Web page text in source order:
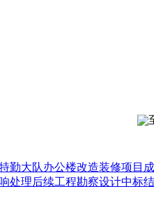
勤大队办公楼改造装修项目
处理后续工程勘察设计中标